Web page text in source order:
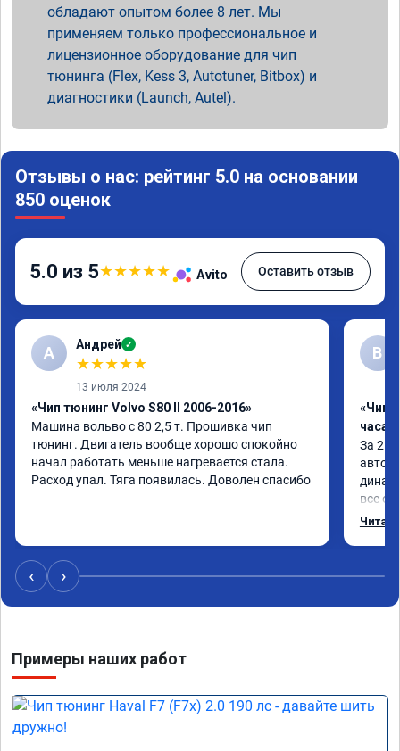
обладают опытом более 8 лет. Мы
применяем только профессиональное и
лицензионное оборудование для чип
тюнинга (Flex, Kess 3, Autotuner, Bitbox) и
диагностики (Launch, Autel).
Отзывы о нас: рейтинг 5.0 на основании
850 оценок
5.0 из 5★★★★★ Avito Оставить отзыв
А Андрей ✓
★★★★★
13 июля 2024
«Чип тюнинг Volvo S80 II 2006-2016»
Машина вольво с 80 2,5 т. Прошивка чип
тюнинг. Двигатель вообще хорошо спокойно
начал работать меньше нагревается стала.
Расход упал. Тяга появилась. Доволен спасибо
В
«Чип
часа»
За 2
все
-
‹ ›
Примеры наших работ